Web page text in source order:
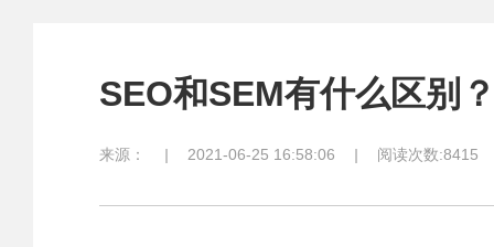
SEO和SEM有什么区别
来源： | 2021-06-25 16:58:06 | 阅读次数:8415